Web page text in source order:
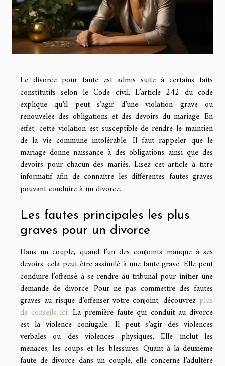
Le divorce pour faute est admis suite à certains faits
constitutifs selon le Code civil. L’article 242 du code
explique qu’il peut s’agir d’une violation grave ou
renouvelée des obligations et des devoirs du mariage. En
effet, cette violation est susceptible de rendre le maintien
de la vie commune intolérable. Il faut rappeler que le
mariage donne naissance à des obligations ainsi que des
devoirs pour chacun des mariés. Lisez cet article à titre
informatif afin de connaître les différentes fautes graves
pouvant conduire à un divorce.
Les fautes principales les plus
graves pour un divorce
Dans un couple, quand l’un des conjoints manque à ses
devoirs, cela peut être assimilé à une faute grave. Elle peut
conduire l’offensé à se rendre au tribunal pour initier une
demande de divorce. Pour ne pas commettre des fautes
graves au risque d’offenser votre conjoint, découvrez plus
de conseils ici. La première faute qui conduit au divorce
est la violence conjugale. Il peut s’agir des violences
verbales ou des violences physiques. Elle inclut les
menaces, les coups et les blessures. Quant à la deuxième
faute de divorce dans un couple, elle concerne l’adultère